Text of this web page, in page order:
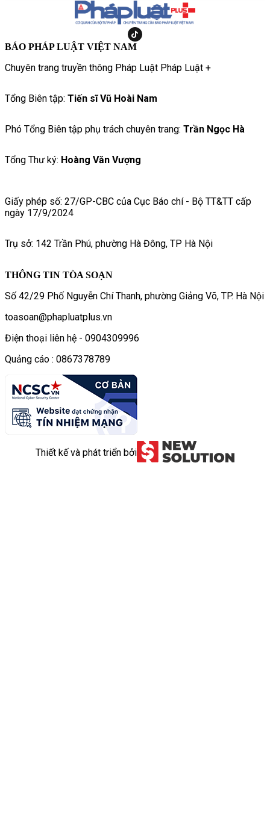
BÁO PHÁP LUẬT VIỆT NAM
Chuyên trang truyền thông Pháp Luật Pháp Luật +
Tổng Biên tập: Tiến sĩ Vũ Hoài Nam
Phó Tổng Biên tập phụ trách chuyên trang: Trần Ngọc Hà
Tổng Thư ký: Hoàng Văn Vượng
Giấy phép số: 27/GP-CBC của Cục Báo chí - Bộ TT&TT cấp
ngày 17/9/2024
Trụ sở: 142 Trần Phú, phường Hà Đông, TP Hà Nội
THÔNG TIN TÒA SOẠN
Số 42/29 Phố Nguyễn Chí Thanh, phường Giảng Võ, TP. Hà Nội
toasoan@phapluatplus.vn
Điện thoại liên hệ - 0904309996
Quảng cáo : 0867378789
Thiết kế và phát triển bởi